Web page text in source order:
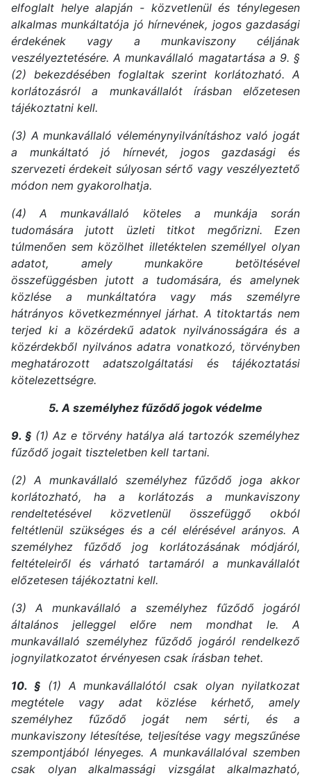
elfoglalt helye alapján - közvetlenül és ténylegesen
alkalmas munkáltatója jó hírnevének, jogos gazdasági
érdekének vagy a munkaviszony céljának
veszélyeztetésére. A munkavállaló magatartása a 9. §
(2) bekezdésében foglaltak szerint korlátozható. A
korlátozásról a munkavállalót írásban előzetesen
tájékoztatni kell.
(3) A munkavállaló véleménynyilvánításhoz való jogát
a munkáltató jó hírnevét, jogos gazdasági és
szervezeti érdekeit súlyosan sértő vagy veszélyeztető
módon nem gyakorolhatja.
(4) A munkavállaló köteles a munkája során
tudomására jutott üzleti titkot megőrizni. Ezen
túlmenően sem közölhet illetéktelen személlyel olyan
adatot, amely munkaköre betöltésével
összefüggésben jutott a tudomására, és amelynek
közlése a munkáltatóra vagy más személyre
hátrányos következménnyel járhat. A titoktartás nem
terjed ki a közérdekű adatok nyilvánosságára és a
közérdekből nyilvános adatra vonatkozó, törvényben
meghatározott adatszolgáltatási és tájékoztatási
kötelezettségre.
5. A személyhez fűződő jogok védelme
9. § (1) Az e törvény hatálya alá tartozók személyhez
fűződő jogait tiszteletben kell tartani.
(2) A munkavállaló személyhez fűződő joga akkor
korlátozható, ha a korlátozás a munkaviszony
rendeltetésével közvetlenül összefüggő okból
feltétlenül szükséges és a cél elérésével arányos. A
személyhez fűződő jog korlátozásának módjáról,
feltételeiről és várható tartamáról a munkavállalót
előzetesen tájékoztatni kell.
(3) A munkavállaló a személyhez fűződő jogáról
általános jelleggel előre nem mondhat le. A
munkavállaló személyhez fűződő jogáról rendelkező
jognyilatkozatot érvényesen csak írásban tehet.
10. §(1) A munkavállalótól csak olyan nyilatkozat
megtétele vagy adat közlése kérhető, amely
személyhez fűződő jogát nem sérti, és a
munkaviszony létesítése, teljesítése vagy megszűnése
szempontjából lényeges. A munkavállalóval szemben
csak olyan alkalmassági vizsgálat alkalmazható,